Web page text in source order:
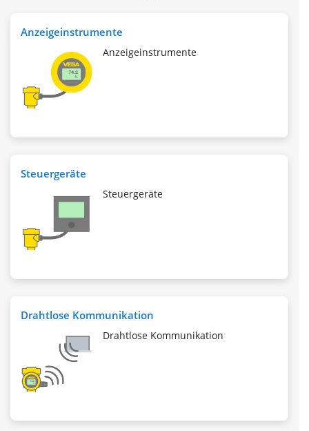
Anzeigeinstrumente
Anzeigeinstrumente
Steuergeräte
Steuergeräte
Drahtlose Kommunikation
Drahtlose Kommunikation